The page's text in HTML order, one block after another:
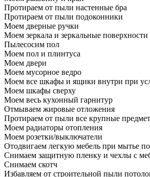
Протираем от пыли настенные бра
Протираем от пыли подоконники
Моем дверные ручки
Моем зеркала и зеркальные поверхности
Пылесосим пол
Моем пол и плинтуса
Моем двери
Моем мусорное ведро
Моем все шкафы и ящики внутри при
Моем шкафы сверху
Моем весь кухонный гарнитур
Отмываем жировые отложения
Протираем от пыли все крупные
Моем радиаторы отопления
Моем розетки/выключатели
Отодвигаем легкую мебель при мытье
Снимаем защитную пленку и чехлы с
Снимаем скотч
Избавляем от строительной пыли